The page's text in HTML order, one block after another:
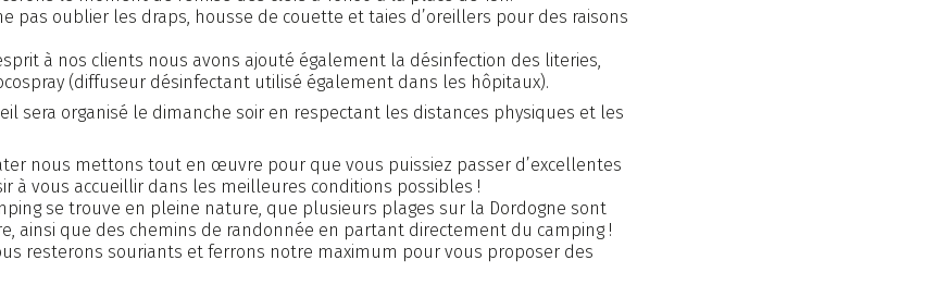
pas oublier les draps, housse de couette et taies d’oreillers pour des raisons
à nos clients nous avons ajouté également la désinfection des literies,
(diffuseur désinfectant utilisé également dans les hôpitaux).
sera organisé le dimanche soir en respectant les distances physiques et les
nous mettons tout en œuvre pour que vous puissiez passer d’excellentes
à vous accueillir dans les meilleures conditions possibles !
se trouve en pleine nature, que plusieurs plages sur la Dordogne sont
ainsi que des chemins de randonnée en partant directement du camping !
resterons souriants et ferrons notre maximum pour vous proposer des